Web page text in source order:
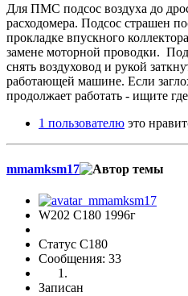
Для ПМС подсос воздуха до
расходомера. Подсос страшен
прокладке впускного
замене моторной проводки.
снять воздуховод и рукой
работающей машине. Если
продолжает работать - ищите
1 пользователю это
mmamksm17
W202 C180 1996г
Статус C180
Сообщения: 33
Записан